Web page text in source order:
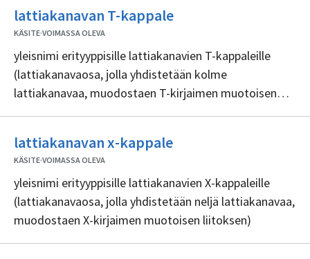
lattiakanavan T-kappaleEi
KÄSITE·VOIMASSA OLEVA
yleisnimi erityyppisille lattiakanavien T-kappaleille
(lattiakanavaosa, jolla yhdistetään kolme
lattiakanavaa, muodostaen T-kirjaimen muotoisen
lattiakanavan x-kappaleEi
KÄSITE·VOIMASSA OLEVA
yleisnimi erityyppisille lattiakanavien X-kappaleille
(lattiakanavaosa, jolla yhdistetään neljä lattiakanavaa,
muodostaen X-kirjaimen muotoisen liitoksen)